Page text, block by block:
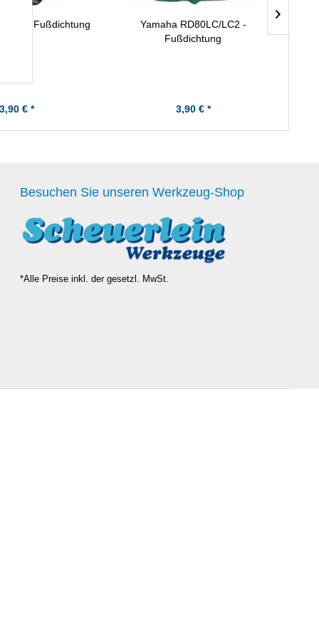
- Fußdichtung
3,90 € *
Yamaha RD80LC/LC2 -
Fußdichtung
3,90 € *
Besuchen Sie unseren Werkzeug-Shop
*Alle Preise inkl. der gesetzl. MwSt.